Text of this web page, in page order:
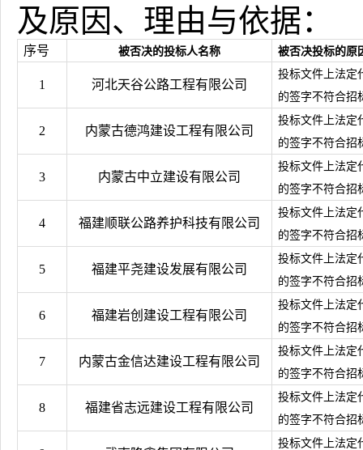
及原因、理由与依据：
序号 被否决的投标人名称 被否决投标的原
1 河北天谷公路工程有限公司
投标文件上法定
的签字不符合招
2 内蒙古德鸿建设工程有限公司
投标文件上法定
的签字不符合招
3 内蒙古中立建设有限公司
投标文件上法定
的签字不符合招
4 福建顺联公路养护科技有限公司
投标文件上法定
的签字不符合招
5 福建平尧建设发展有限公司
投标文件上法定
的签字不符合招
6 福建岩创建设工程有限公司
投标文件上法定
的签字不符合招
7 内蒙古金信达建设工程有限公司
投标文件上法定
的签字不符合招
8 福建省志远建设工程有限公司
投标文件上法定
的签字不符合招
投标文件上法定